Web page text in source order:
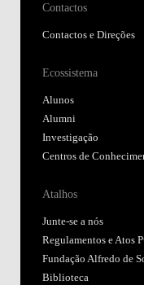
Contactos
Contactos e Direções
Ecossistema
Alunos
Alumni
Investigação
Centros de
Atalhos
Junte-se a nós
Regulamentos e Atos
Fundação Alfredo de
Biblioteca